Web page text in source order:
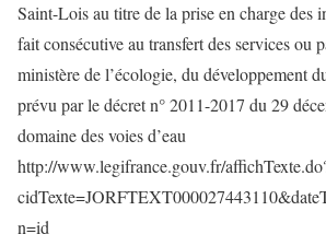
Saint-Lois au titre de la prise en charge des
fait consécutive au transfert des services ou
ministère de l’écologie, du développement
prévu par le décret n° 2011-2017 du 29
domaine des voies d’eau
http://www.legifrance.gouv.fr/
n=id